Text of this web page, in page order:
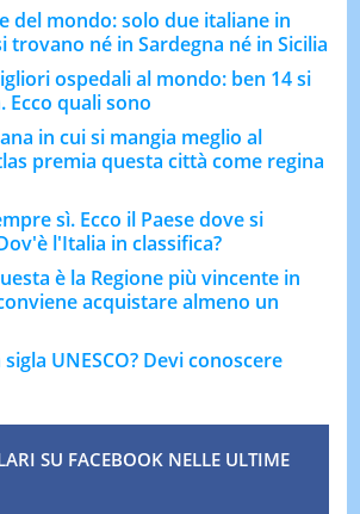
del mondo: solo due italiane in
trovano né in Sardegna né in Sicilia
ospedali al mondo: ben 14 si
quali sono
in cui si mangia meglio al
premia questa città come regina
sì. Ecco il Paese dove si
l'Italia in classifica?
è la Regione più vincente in
acquistare almeno un
UNESCO? Devi conoscere
SU FACEBOOK NELLE ULTIME